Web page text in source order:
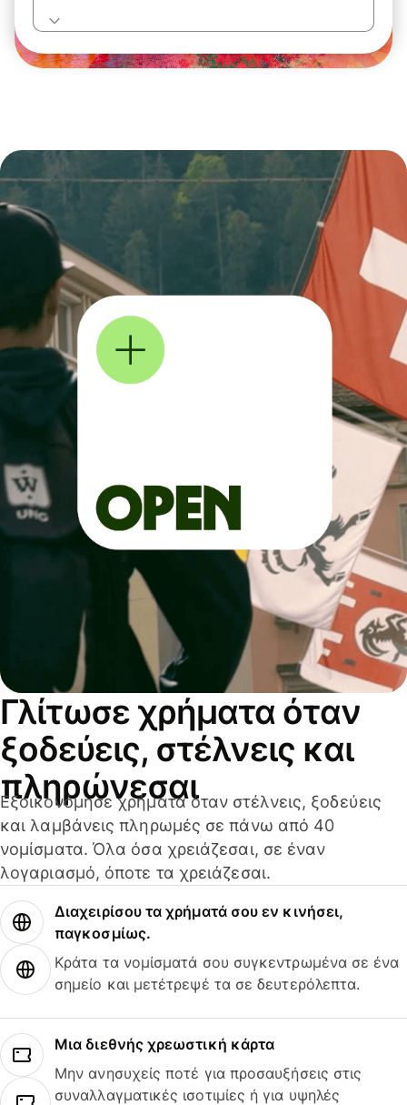
Γλίτωσε χρήματα όταν
ξοδεύεις, στέλνεις και
πληρώνεσαι
Εξοικονόμησε χρήματα όταν στέλνεις, ξοδεύεις
και λαμβάνεις πληρωμές σε πάνω από 40
νομίσματα. Όλα όσα χρειάζεσαι, σε έναν
λογαριασμό, όποτε τα χρειάζεσαι.
Διαχειρίσου τα χρήματά σου εν κινήσει,
παγκοσμίως.
Κράτα τα νομίσματά σου συγκεντρωμένα σε ένα
σημείο και μετέτρεψέ τα σε δευτερόλεπτα.
Μια διεθνής χρεωστική κάρτα
Μην ανησυχείς ποτέ για προσαυξήσεις στις
συναλλαγματικές ισοτιμίες ή για υψηλές